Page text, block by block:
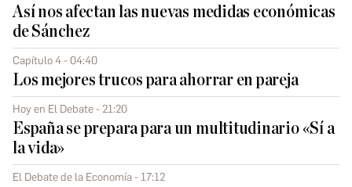
Así nos afectan las nuevas medidas económicas
de Sánchez
Capítulo 4 - 04:40
Los mejores trucos para ahorrar en pareja
Hoy en El Debate - 21:20
España se prepara para un multitudinario «Sí a
la vida»
El Debate de la Economía - 17:12